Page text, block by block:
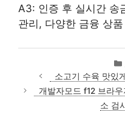
A3: 인증 후 실시간 송
관리, 다양한 금융 상
소고기 수육 맛있
개발자모드 f12 브라
소 검